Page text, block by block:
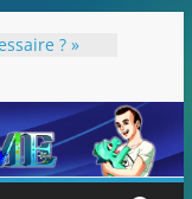
? »
JV Harry
est une